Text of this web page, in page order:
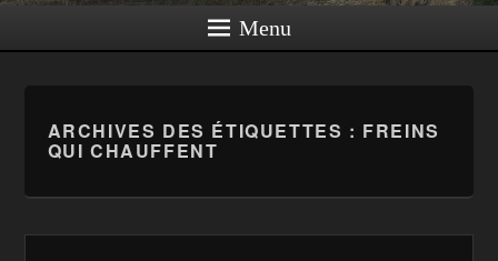
Menu
ARCHIVES DES ÉTIQUETTES : FREINS
QUI CHAUFFENT